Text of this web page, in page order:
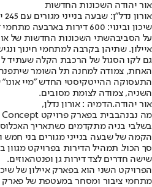
אור יהודה השכונות החדשות
אורון נדל״ן: שבעה בנייני מגורים עם 245 יח״ד
שיכון ובינוי: 600 דירות בארבעה מתחמי דיור
על הסביבהשתי השכונות החדשות של
איילון. שתיהן בקרבה למתחמי חינוך
גם לקו הסגול של הרכבת הקלה שעתיד
האחת, צמודה למחנה תל השומר שיתפנה
התעסוקה ההייטקיסטי החדש "מיי אונו"
השניה, צמודה לצומת מסובים.
אור יהודה.הדמיה : אורון נדלן,
מה נבנה
סך הכול. תמהיל הדירות בפרויקט מגוון
שישה חדרים לצד דירות גן ופנטהאוזים.
הפרויקט השני הוא בפארק איילון של
מתחמי ציבור ומסחר במעטפת של